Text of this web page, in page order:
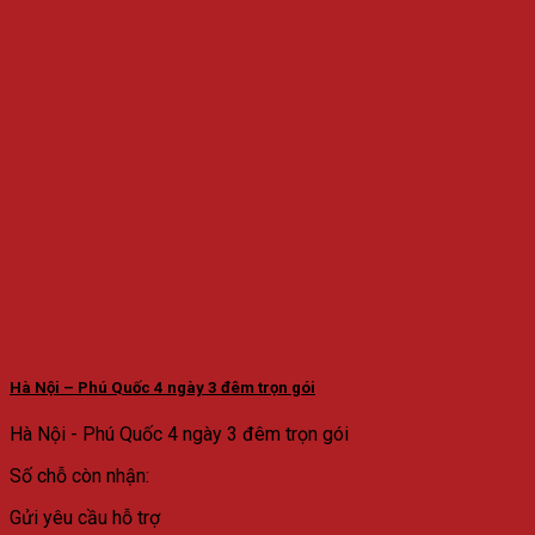
Hà Nội – Phú Quốc 4 ngày 3 đêm trọn gói
Hà Nội - Phú Quốc 4 ngày 3 đêm trọn gói
Số chỗ còn nhận:
Gửi yêu cầu hỗ trợ